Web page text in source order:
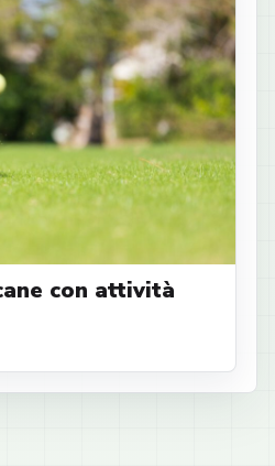
con attività